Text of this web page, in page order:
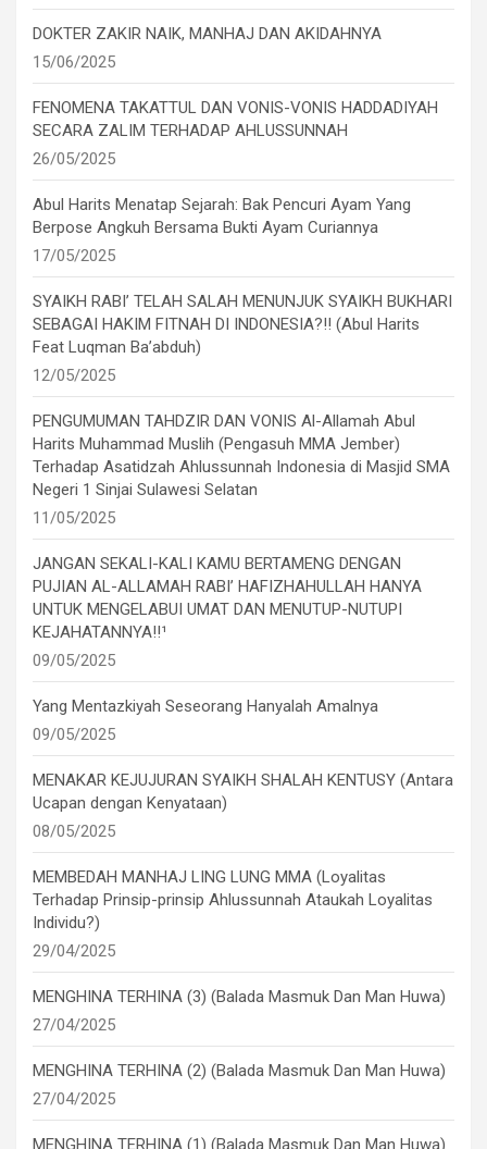
DOKTER ZAKIR NAIK, MANHAJ DAN AKIDAHNYA
15/06/2025
FENOMENA TAKATTUL DAN VONIS-VONIS HADDADIYAH
SECARA ZALIM TERHADAP AHLUSSUNNAH
26/05/2025
Abul Harits Menatap Sejarah: Bak Pencuri Ayam Yang
Berpose Angkuh Bersama Bukti Ayam Curiannya
17/05/2025
SYAIKH RABI’ TELAH SALAH MENUNJUK SYAIKH BUKHARI
SEBAGAI HAKIM FITNAH DI INDONESIA?!! (Abul Harits
Feat Luqman Ba’abduh)
12/05/2025
PENGUMUMAN TAHDZIR DAN VONIS Al-Allamah Abul
Harits Muhammad Muslih (Pengasuh MMA Jember)
Terhadap Asatidzah Ahlussunnah Indonesia di Masjid SMA
Negeri 1 Sinjai Sulawesi Selatan
11/05/2025
JANGAN SEKALI-KALI KAMU BERTAMENG DENGAN
PUJIAN AL-ALLAMAH RABI’ HAFIZHAHULLAH HANYA
UNTUK MENGELABUI UMAT DAN MENUTUP-NUTUPI
KEJAHATANNYA!!¹
09/05/2025
Yang Mentazkiyah Seseorang Hanyalah Amalnya
09/05/2025
MENAKAR KEJUJURAN SYAIKH SHALAH KENTUSY (Antara
Ucapan dengan Kenyataan)
08/05/2025
MEMBEDAH MANHAJ LING LUNG MMA (Loyalitas
Terhadap Prinsip-prinsip Ahlussunnah Ataukah Loyalitas
Individu?)
29/04/2025
MENGHINA TERHINA (3) (Balada Masmuk Dan Man Huwa)
27/04/2025
MENGHINA TERHINA (2) (Balada Masmuk Dan Man Huwa)
27/04/2025